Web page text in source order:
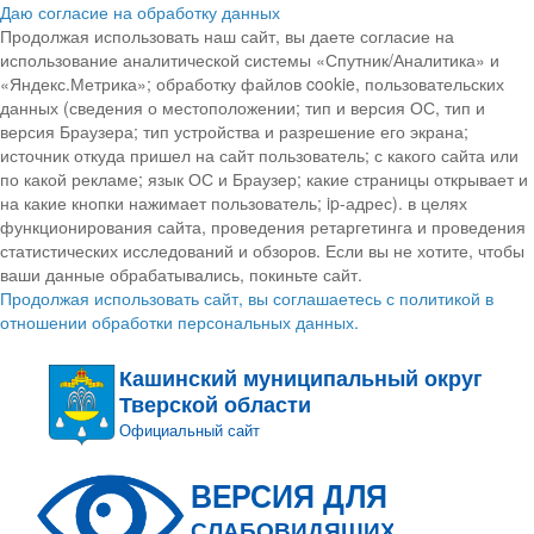
Даю согласие на обработку данных
Продолжая использовать наш сайт, вы даете согласие на
использование аналитической системы «Спутник/Аналитика» и
«Яндекс.Метрика»; обработку файлов cookie, пользовательских
данных (сведения о местоположении; тип и версия ОС, тип и
версия Браузера; тип устройства и разрешение его экрана;
источник откуда пришел на сайт пользователь; с какого сайта или
по какой рекламе; язык ОС и Браузер; какие страницы открывает и
на какие кнопки нажимает пользователь; ip-адрес). в целях
функционирования сайта, проведения ретаргетинга и проведения
статистических исследований и обзоров. Если вы не хотите, чтобы
ваши данные обрабатывались, покиньте сайт.
Продолжая использовать сайт, вы соглашаетесь с политикой в
отношении обработки персональных данных.